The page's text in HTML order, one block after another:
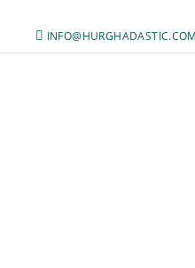
INFO@HURGHADASTIC.COM